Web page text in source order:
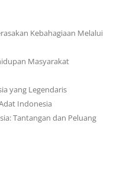
Kebahagiaan Melalui
Masyarakat
yang Legendaris
Indonesia
Tantangan dan Peluang